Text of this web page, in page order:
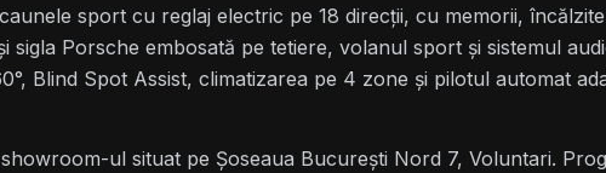
sport cu reglaj electric pe 18 direcții, cu memorii,
sigla Porsche embosată pe tetiere, volanul sport și sistemul
Blind Spot Assist, climatizarea pe 4 zone și pilotul automat
ul situat pe Șoseaua București Nord 7, Voluntari.